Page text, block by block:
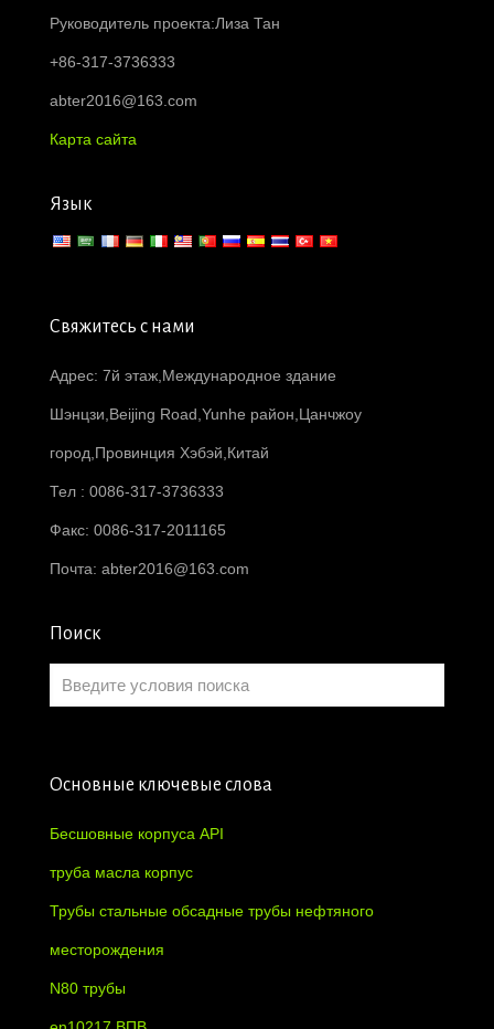
Руководитель проекта:Лиза Тан
+86-317-3736333
abter2016@163.com
Карта сайта
Язык
Свяжитесь с нами
Адрес: 7й этаж,Международное здание
Шэнцзи,Beijing Road,Yunhe район,Цанчжоу
город,Провинция Хэбэй,Китай
Тел : 0086-317-3736333
Факс: 0086-317-2011165
Почта: abter2016@163.com
Поиск
Основные ключевые слова
Бесшовные корпуса API
труба масла корпус
Трубы стальные обсадные трубы нефтяного
месторождения
N80 трубы